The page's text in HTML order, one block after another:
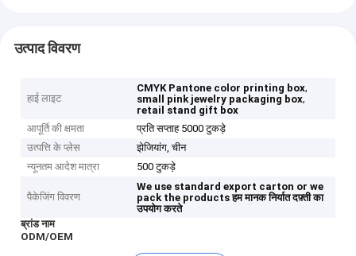
उत्पाद विवरण
हाई लाइट
CMYK Pantone color printing box,
small pink jewelry packaging box,
retail stand gift box
आपूर्ति की क्षमता
प्रति सप्ताह 5000 टुकड़े
उत्पत्ति के प्लेस
झेजियांग, चीन
न्यूनतम आदेश मात्रा
500 टुकड़े
पैकेजिंग विवरण
We use standard export carton or we
pack the products हम मानक निर्यात दफ़्ती का
उपयोग करते
ब्रांड नाम
ODM/OEM